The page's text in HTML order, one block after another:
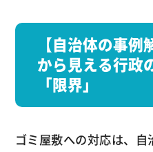
【自治体の事
から見える行政
「限界」
ゴミ屋敷への対応は、